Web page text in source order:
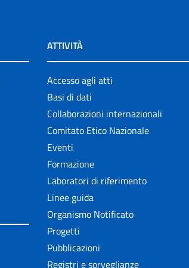
ATTIVITÀ
Accesso agli atti
Basi di dati
Collaborazioni internazionali
Comitato Etico Nazionale
Eventi
Formazione
Laboratori di riferimento
Linee guida
Organismo Notificato
Progetti
Pubblicazioni
Registri e sorveglianze